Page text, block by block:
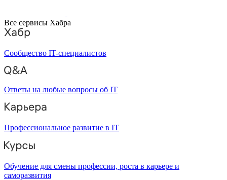
Все сервисы Хабра
Сообщество IT-специалистов
Ответы на любые вопросы об IT
Профессиональное развитие в IT
Обучение для смены профессии, роста в карьере и
саморазвития